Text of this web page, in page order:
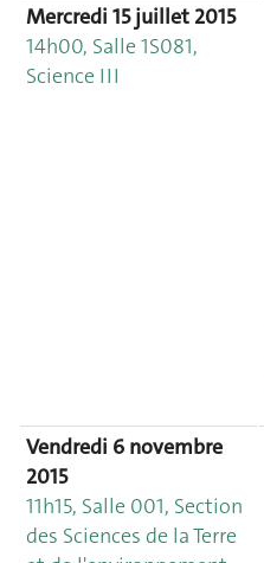
Mercredi 15 juillet 2015
14h00, Salle 1S081,
Science III
Vendredi 6 novembre
2015
11h15, Salle 001, Section
des Sciences de la Terre